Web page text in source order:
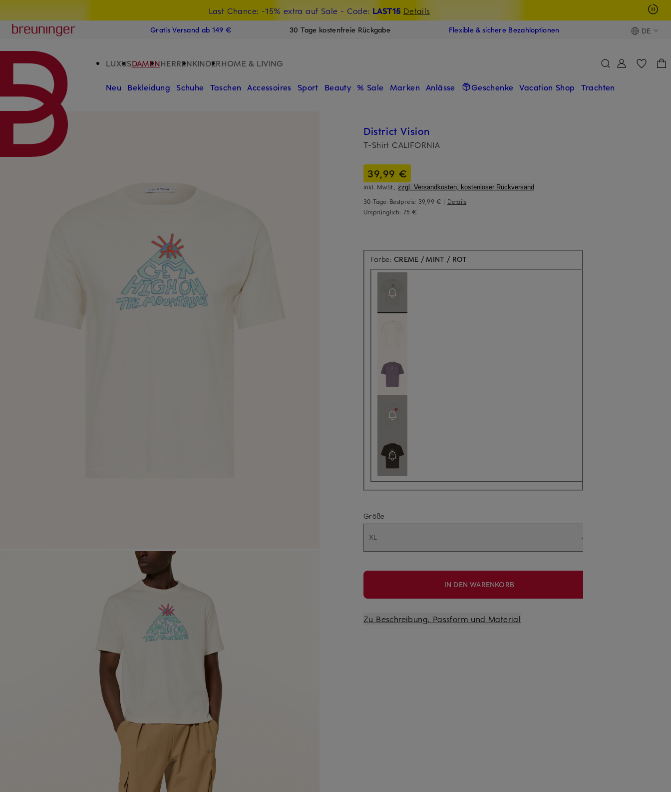
Last Chance: -15% extra auf Sale - Code: LAST15 Details
15€-Willkommensgutschein mit Beyond sichern
Breuninger
Gratis Versand ab 149 € 30 Tage kostenfreie Rückgabe Flexible & sichere Bezahloptionen DE
LUXUSDAMENHERRENKINDERHOME & LIVING
Neu Bekleidung Schuhe Taschen Accessoires Sport Beauty % Sale Marken Anlässe Geschenke Vacation Shop Trachten
District Vision
T-Shirt CALIFORNIA
39,99 €
inkl. MwSt., zzgl. Versandkosten, kostenloser Rückversand
30-Tage-Bestpreis: 39,99 € | Details
Ursprünglich: 75 €
Farbe:CREME / MINT / ROT
Größe
XL
IN DEN WARENKORB
Zu Beschreibung, Passform und Material